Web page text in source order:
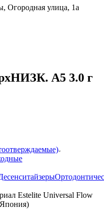
​Огородная улица, 1а
A5 3.0 г
Estelite Universal Flow